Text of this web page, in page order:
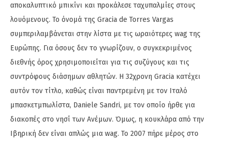
αποκαλυπτικό μπικίνι και προκάλεσε ταχυπαλμίες στους
λουόμενους. Το όνομά της Gracia de Torres Vargas
συμπεριλαμβάνεται στην λίστα με τις ωραιότερες wag της
Ευρώπης. Για όσους δεν το γνωρίζουν, ο συγκεκριμένος
διεθνής όρος χρησιμοποιείται για τις συζύγους και τις
συντρόφους διάσημων αθλητών. Η 32χρονη Gracia κατέχει
αυτόν τον τίτλο, καθώς είναι παντρεμένη με τον Ιταλό
μπασκετμπωλίστα, Daniele Sandri, με τον οποίο ήρθε για
διακοπές στο νησί των Ανέμων. Όμως, η κουκλάρα από την
Ιβηρική δεν είναι απλώς μια wag. To 2007 πήρε μέρος στο